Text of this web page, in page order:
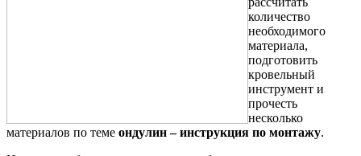
количество
необходимого
материала,
подготовить
кровельный
инструмент и
прочесть
несколько
материалов по теме ондулин – инструкция по монтажу.